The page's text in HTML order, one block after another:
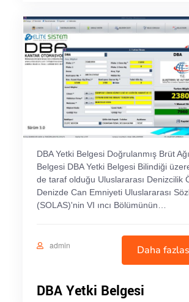
DBA Yetki Belgesi Doğrulanmış Brüt
Belgesi DBA Yetki Belgesi Bilindiği
de taraf olduğu Uluslararası Denizcilik
Denizde Can Emniyeti Uluslararası
(SOLAS)'nin VI ıncı Bölümünün…
admin Daha
DBA Yetki Belgesi